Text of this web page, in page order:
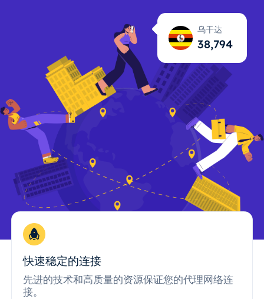
乌干达
38,795
快速稳定的连接
先进的技术和高质量的资源保证您的代理网络连
接。